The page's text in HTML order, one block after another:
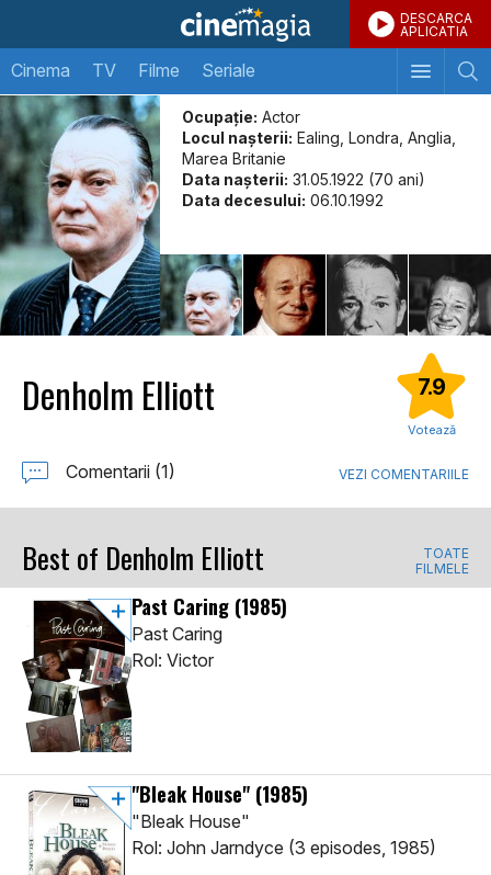
DESCARCA
APLICATIA
Cinema TV Filme Seriale
Ocupație: Actor
Locul naşterii: Ealing, Londra, Anglia,
Marea Britanie
Data naşterii: 31.05.1922 (70 ani)
Data decesului: 06.10.1992
Denholm Elliott 7.9
Votează
Comentarii (1) VEZI COMENTARIILE
Best of Denholm Elliott
TOATE
FILMELE
Past Caring (1985)
Past Caring
Rol: Victor
"Bleak House" (1985)
"Bleak House"
Rol: John Jarndyce (3 episodes, 1985)